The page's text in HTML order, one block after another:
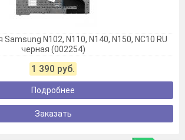
N102, N110, N140, N150, NC10 RU
черная (002254)
1 390 руб.
Подробнее
Заказать